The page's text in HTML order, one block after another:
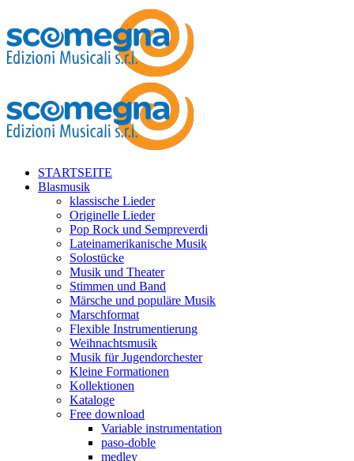
STARTSEITE
Blasmusik
klassische Lieder
Originelle Lieder
Pop Rock und Sempreverdi
Lateinamerikanische Musik
Solostücke
Musik und Theater
Stimmen und Band
Märsche und populäre Musik
Marschformat
Flexible Instrumentierung
Weihnachtsmusik
Musik für Jugendorchester
Kleine Formationen
Kollektionen
Kataloge
Free download
Variable instrumentation
paso-doble
medley